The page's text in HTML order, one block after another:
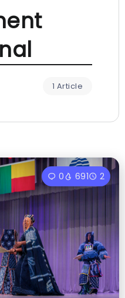
1 Article
0 691 2